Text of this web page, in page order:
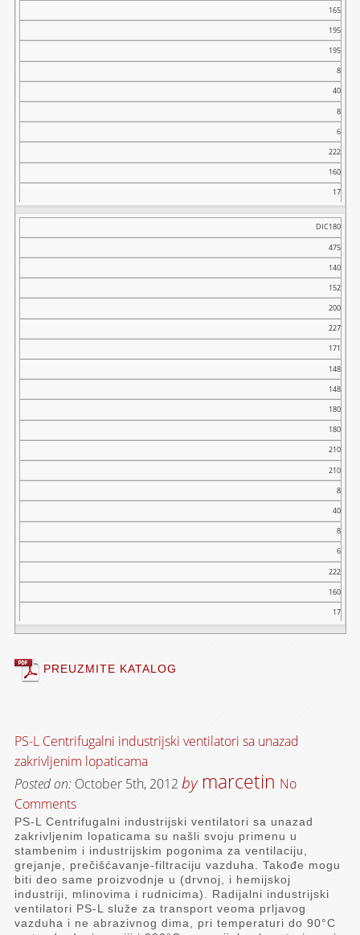
165
195
195
8
40
8
6
222
160
17
DIC180
475
140
152
200
227
171
148
148
180
180
210
210
8
40
8
6
222
160
17
PREUZMITE KATALOG
PS-L Centrifugalni industrijski ventilatori sa unazad
zakrivljenim lopaticama
Posted on: October 5th, 2012 by marcetin No
Comments
PS-L Centrifugalni industrijski ventilatori sa unazad
zakrivljenim lopaticama su našli svoju primenu u
stambenim i industrijskim pogonima za ventilaciju,
grejanje, prečišćavanje-filtraciju vazduha. Takođe mogu
biti deo same proizvodnje u (drvnoj, i hemijskoj
industriji, mlinovima i rudnicima). Radijalni industrijski
ventilatori PS-L služe za transport veoma prljavog
vazduha i ne abrazivnog dima, pri temperaturi do 90°C